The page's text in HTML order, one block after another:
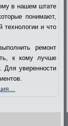
в нашем штате
понимают,
технологии и что
ремонт
к кому лучше
Для уверенности